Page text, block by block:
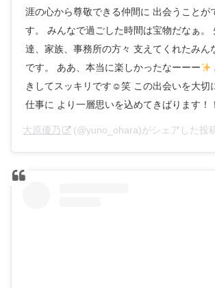
涯の心から尊敬できる仲間に 出会うことが
す。 みんなで過ごした時間は宝物だなぁ。
達、家族、事務所の方々 支えてくれたみん
です。 ああ、本当に楽しかったなーーー
きしてスッキリです☺︎笑 この出会いを大切
仕事に より一層思いを込めてきばります！！
大原優乃 (@yuno_ohara)がシェアした投